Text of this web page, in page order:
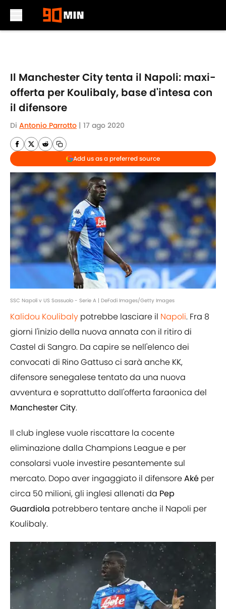
Il Manchester City tenta il Napoli: maxi-
offerta per Koulibaly, base d'intesa con
il difensore
Di Antonio Parrotto | 17 ago 2020
Add us as a preferred source
SSC Napoli v US Sassuolo - Serie A | DeFodi Images/Getty Images
Kalidou Koulibaly potrebbe lasciare il Napoli. Fra 8
giorni l'inizio della nuova annata con il ritiro di
Castel di Sangro. Da capire se nell'elenco dei
convocati di Rino Gattuso ci sarà anche KK,
difensore senegalese tentato da una nuova
avventura e soprattutto dall'offerta faraonica del
ManchesterCity.
Il club inglese vuole riscattare la cocente
eliminazione dalla Champions League e per
consolarsi vuole investire pesantemente sul
mercato. Dopo aver ingaggiato il difensoreAké per
circa 50 milioni, gli inglesi allenati da Pep
Guardiola potrebbero tentare anche il Napoli per
Koulibaly.